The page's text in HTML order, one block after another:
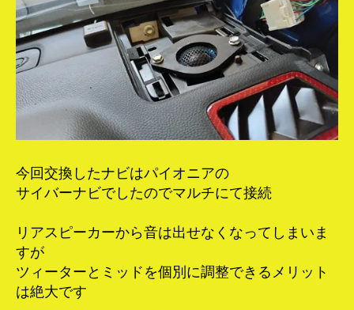
今回交換したナビはパイオニアの
サイバーナビでしたのでマルチにて接続
リアスピーカーから音は出せなくなってしまいま
すが
ツィーターとミッドを個別に調整できるメリット
は絶大です